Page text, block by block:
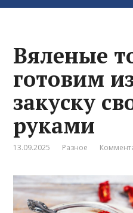
Вяленые
готовим
закуску
руками
13.09.2025 Разное